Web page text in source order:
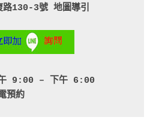
路130-3號 地圖導引
午 9:00 – 下午 6:00
預約